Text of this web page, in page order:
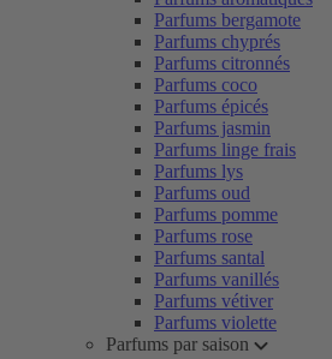
Parfums bergamote
Parfums chyprés
Parfums citronnés
Parfums coco
Parfums épicés
Parfums jasmin
Parfums linge frais
Parfums lys
Parfums oud
Parfums pomme
Parfums rose
Parfums santal
Parfums vanillés
Parfums vétiver
Parfums violette
Parfums par saison